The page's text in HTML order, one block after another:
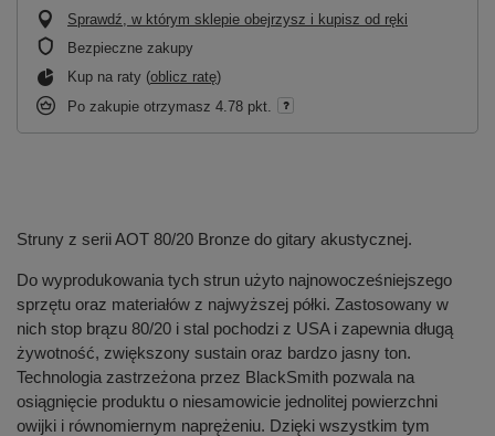
Sprawdź, w którym sklepie obejrzysz i kupisz od ręki
Bezpieczne zakupy
Kup na raty (oblicz ratę)
Po zakupie otrzymasz 4.78 pkt.
Struny z serii AOT 80/20 Bronze do gitary akustycznej.
Do wyprodukowania tych strun użyto najnowocześniejszego
sprzętu oraz materiałów z najwyższej półki. Zastosowany w
nich stop brązu 80/20 i stal pochodzi z USA i zapewnia długą
żywotność, zwiększony sustain oraz bardzo jasny ton.
Technologia zastrzeżona przez BlackSmith pozwala na
osiągnięcie produktu o niesamowicie jednolitej powierzchni
owijki i równomiernym naprężeniu. Dzięki wszystkim tym